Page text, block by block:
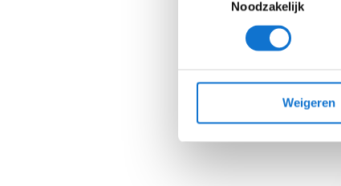
Noodzakelijk
Weigeren